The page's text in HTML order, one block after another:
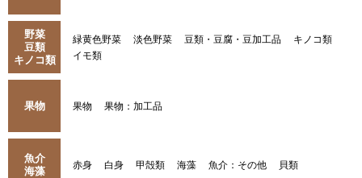
野菜
豆類
キノコ類
緑黄色野菜 淡色野菜 豆類・豆腐・豆加工品
キノコ類
イモ類
果物 果物 果物：加工品
魚介
海藻
赤身 白身 甲殻類 海藻 魚介：その他 貝類